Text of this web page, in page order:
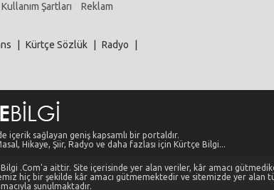
Kullanım Şartları Reklam
Kürtçe Sözlük Radyo
içerik sağlayan geniş kapsamlı bir portaldır.
Hikaye, Şiir, Radyo ve daha fazlası için Kürtçe Bilgi...
.Com'a aittir. Site içerisinde yer alan veriler, kâr amacı
hiç bir şekilde kâr amacı gütmemektedir ve sitemizde yer alan
sunulmaktadır.